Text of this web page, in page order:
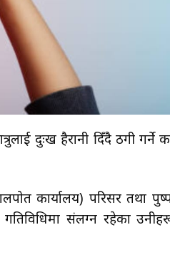
दुःख हैरानी दिँदै ठगी गर्ने
कार्यालय) परिसर तथा
गतिविधिमा संलग्न रहेका